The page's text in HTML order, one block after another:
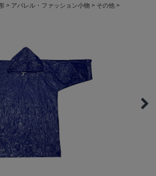
アパレル・ファッション小物
その他